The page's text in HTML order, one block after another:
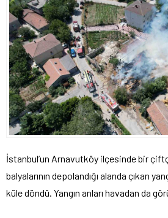
İstanbul’un Arnavutköy ilçesinde bir
balyalarının depolandığı alanda çıkan
küle döndü. Yangın anları havadan da